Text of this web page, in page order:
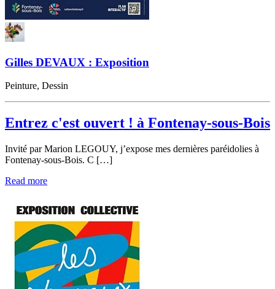
Gilles DEVAUX : Exposition
Peinture, Dessin
Entrez c'est ouvert ! à Fontenay-sous-Bois
Invité par Marion LEGOUY, j’expose mes dernières paréidolies à
Fontenay-sous-Bois. C […]
Read more